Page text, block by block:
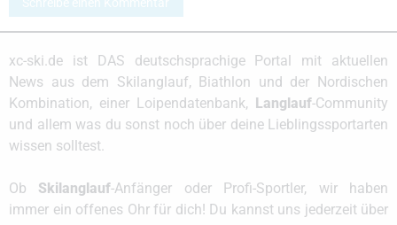
Schreibe einen Kommentar
xc-ski.de ist DAS deutschsprachige Portal mit aktuellen
News aus dem Skilanglauf, Biathlon und der Nordischen
Kombination, einer Loipendatenbank,
Langlauf-Community
und allem was du sonst noch über deine Lieblingssportarten
wissen solltest.
Ob Skilanglauf-Anfänger oder Profi-Sportler, wir haben
immer ein offenes Ohr für dich! Du kannst uns jederzeit über